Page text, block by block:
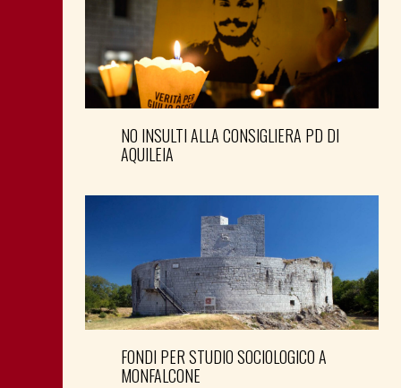
NO INSULTI ALLA CONSIGLIERA PD DI
AQUILEIA
FONDI PER STUDIO SOCIOLOGICO A
MONFALCONE